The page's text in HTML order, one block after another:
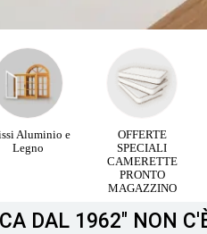
OFFERTE
SPECIALI
Parquet Maxi
Plancia 3 Strip da
12,90 €
DAL 1962" NON